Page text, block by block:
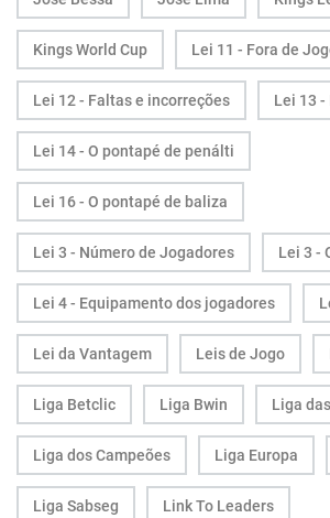
Kings World Cup Lei 11 - Fora de
Lei 12 - Faltas e incorreções Lei 13
Lei 14 - O pontapé de penálti
Lei 16 - O pontapé de baliza
Lei 3 - Número de Jogadores Lei 3 -
Lei 4 - Equipamento dos jogadores
Lei da Vantagem Leis de Jogo
Liga Betclic Liga Bwin Liga
Liga dos Campeões Liga Europa
Liga Sabseg Link To Leaders